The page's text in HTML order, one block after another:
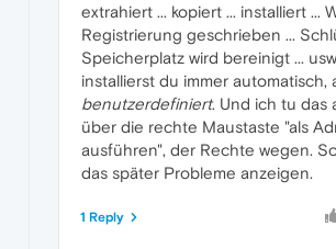
extrahiert ... kopiert ... installiert ...
Registrierung geschrieben ...
Speicherplatz wird bereinigt ...
installierst du immer automatisch,
benutzerdefiniert. Und ich tu das
über die rechte Maustaste "als
ausführen", der Rechte wegen.
das später Probleme anzeigen.
1 Reply